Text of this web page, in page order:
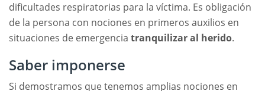
dificultades respiratorias para la víctima. Es obligación
de la persona con nociones en primeros auxilios en
situaciones de emergencia tranquilizar al herido.
Saber imponerse
Si demostramos que tenemos amplias nociones en